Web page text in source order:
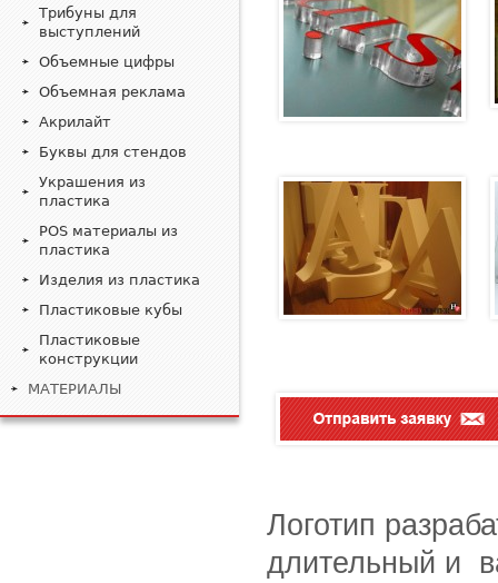
Логотип
длительный и
Трибуны для
выступлений
Объемные цифры
Объемная реклама
Акрилайт
Буквы для стендов
Украшения из
пластика
POS материалы из
пластика
Изделия из пластика
Пластиковые кубы
Пластиковые
конструкции
МАТЕРИАЛЫ